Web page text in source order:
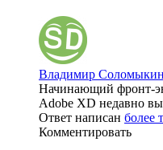
Владимир Соломыкин
Начинающий фронт-
Adobe XD недавно
Ответ написан более
Комментировать